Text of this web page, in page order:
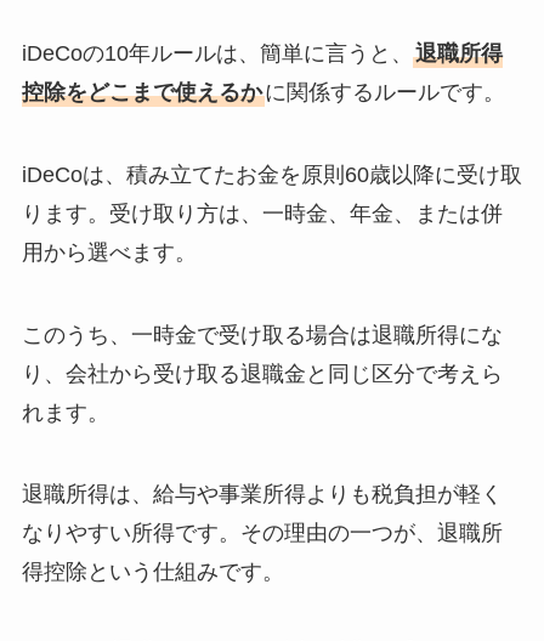
iDeCoの10年ルールは、簡単に言うと、 退職所得
控除をどこまで使えるかに関係するルールです。
iDeCoは、積み立てたお金を原則60歳以降に受け取
ります。受け取り方は、一時金、年金、または併
用から選べます。
このうち、一時金で受け取る場合は退職所得にな
り、会社から受け取る退職金と同じ区分で考えら
れます。
退職所得は、給与や事業所得よりも税負担が軽く
なりやすい所得です。その理由の一つが、退職所
得控除という仕組みです。